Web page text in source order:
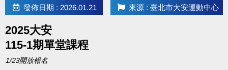
發佈日期 : 2026.01.21 來源 : 臺北市大安運動中心
2025大安
115-1期單堂課程
1/23開放報名